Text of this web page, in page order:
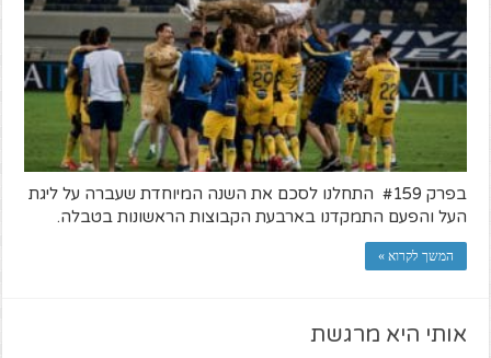
בפרק #159 התחלנו לסכם את השנה המיוחדת שעברה על ליגת
העל והפעם התמקדנו בארבעת הקבוצות הראשונות בטבלה.
המשך לקרוא »
אותי היא מרגשת